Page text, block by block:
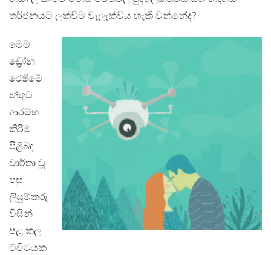
තර්ජනයට ලක්වීම වැලැක්විය හැකි වන්නේද?
මෙම
ඩ්‍රෝන්
රෙජිමේ
න්තුව
ආරම්භ
කිරීම
පිළිබද
වාර්තා වූ
පසු
ලියුම්කරු
විසින්
පළ කල
ට්විටයක